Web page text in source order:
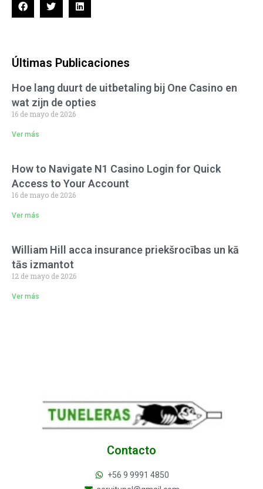
Últimas Publicaciones
Hoe lang duurt de uitbetaling bij One Casino en
wat zijn de opties
16 de mayo de 2026
Ver más
How to Navigate N1 Casino Login for Quick
Access to Your Account
16 de mayo de 2026
Ver más
William Hill acca insurance priekšrocības un kā
tās izmantot
12 de mayo de 2026
Ver más
Contacto
+56 9 9991 4850